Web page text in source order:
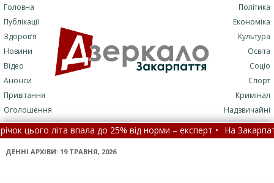
Головна
Публікації
Здоров’я
Новини
Відео
Анонси
Привітання
Оголошення
Політика
Економіка
Культура
Освіта
Соціо
Спорт
Кримінал
Надзвичайні
до 25% від норми – експерт • На Закарпатті оголосили
завтра й коли Україну накриють дощі •
ДЕННІ АРХІВИ: 19 ТРАВНЯ, 2026